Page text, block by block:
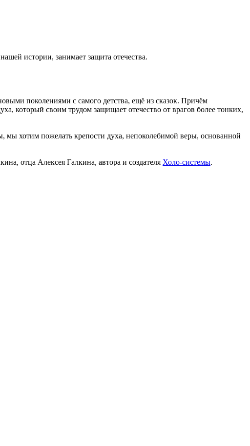
истории, занимает защита отечества.
поколениями с самого детства, ещё из сказок. Причём
который своим трудом защищает отечество от врагов более тонких,
хотим пожелать крепости духа, непоколебимой веры, основанной
отца Алексея Галкина, автора и создателя Холо-системы.